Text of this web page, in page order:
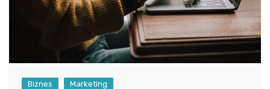
Biznes Marketing